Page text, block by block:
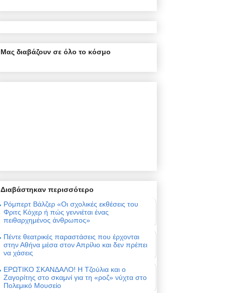
Μας διαβάζουν σε όλο το κόσμο
Διαβάστηκαν περισσότερο
Ρόμπερτ Βάλζερ «Οι σχολικές εκθέσεις του
Φριτς Κόχερ ή πώς γεννιέται ένας
πειθαρχημένος άνθρωπος»
Πέντε θεατρικές παραστάσεις που έρχονται
στην Αθήνα μέσα στον Απρίλιο και δεν πρέπει
να χάσεις
ΕΡΩΤΙΚΟ ΣΚΑΝΔΑΛΟ! Η Τζούλια και ο
Ζαγορίτης στο σκαμνί για τη «ροζ» νύχτα στο
Πολεμικό Μουσείο